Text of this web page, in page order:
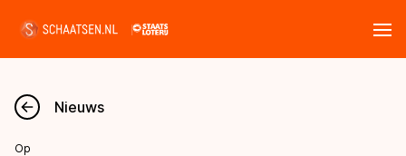
Nieuws
Nieuws
Op